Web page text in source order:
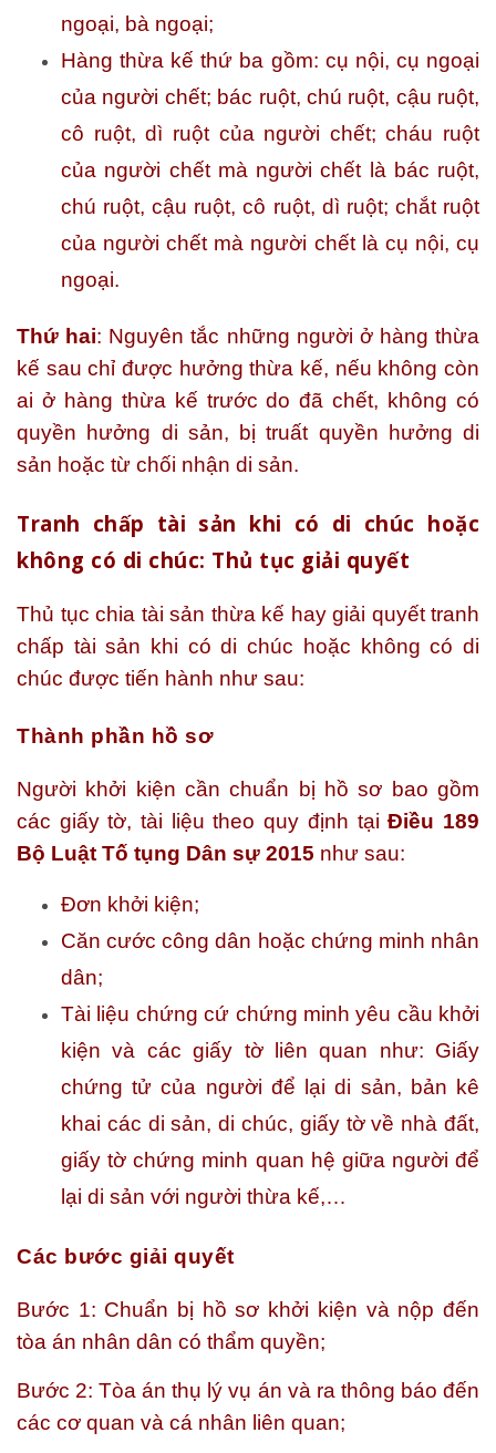
ngoại, bà ngoại;
Hàng thừa kế thứ ba gồm: cụ nội, cụ ngoại
của người chết; bác ruột, chú ruột, cậu ruột,
cô ruột, dì ruột của người chết; cháu ruột
của người chết mà người chết là bác ruột,
chú ruột, cậu ruột, cô ruột, dì ruột; chắt ruột
của người chết mà người chết là cụ nội, cụ
ngoại.
Thứ hai: Nguyên tắc những người ở hàng thừa
kế sau chỉ được hưởng thừa kế, nếu không còn
ai ở hàng thừa kế trước do đã chết, không có
quyền hưởng di sản, bị truất quyền hưởng di
sản hoặc từ chối nhận di sản.
Tranh chấp tài sản khi có di chúc hoặc
không có di chúc: Thủ tục giải quyết
Thủ tục chia tài sản thừa kế hay giải quyết tranh
chấp tài sản khi có di chúc hoặc không có di
chúc được tiến hành như sau:
Thành phần hồ sơ
Người khởi kiện cần chuẩn bị hồ sơ bao gồm
các giấy tờ, tài liệu theo quy định tạiĐiều 189
Bộ Luật Tố tụng Dân sự 2015 như sau:
Đơn khởi kiện;
Căn cước công dân hoặc chứng minh nhân
dân;
Tài liệu chứng cứ chứng minh yêu cầu khởi
kiện và các giấy tờ liên quan như: Giấy
chứng tử của người để lại di sản, bản kê
khai các di sản, di chúc, giấy tờ về nhà đất,
giấy tờ chứng minh quan hệ giữa người để
lại di sản với người thừa kế,…
Các bước giải quyết
Bước 1: Chuẩn bị hồ sơ khởi kiện và nộp đến
tòa án nhân dân có thẩm quyền;
Bước 2: Tòa án thụ lý vụ án và ra thông báo đến
các cơ quan và cá nhân liên quan;